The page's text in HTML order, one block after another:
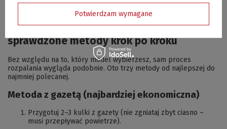
użytkowania lepiej sięgnąć po sprawdzoną konstrukcję.
Jak rozpalić brykiet w kominie? – 3
sprawdzone metody krok po kroku
Bez względu na to, który model wybierzesz, sam proces
rozpalania wygląda podobnie. Oto trzy metody od najlepszej do
najmniej polecanej.
Metoda z gazetą (najbardziej ekonomiczna)
Przygotuj 2–3 kulki z gazety (nie zgniataj zbyt ciasno –
musi przepływać powietrze).
Potwierdzam wymagane